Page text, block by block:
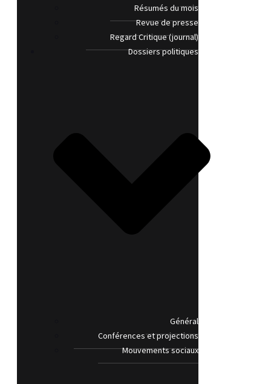
Résumés du mois
Revue de presse
Regard Critique (journal)
Dossiers politiques
Général
Conférences et projections
Mouvements sociaux